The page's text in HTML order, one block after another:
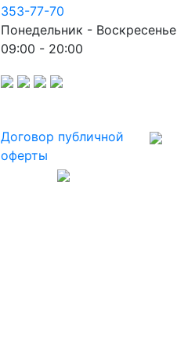
353-77-70
Понедельник - Воскресенье
09:00 - 20:00
Договор публичной
оферты